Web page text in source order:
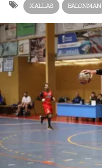
XALLAS BALONMAN